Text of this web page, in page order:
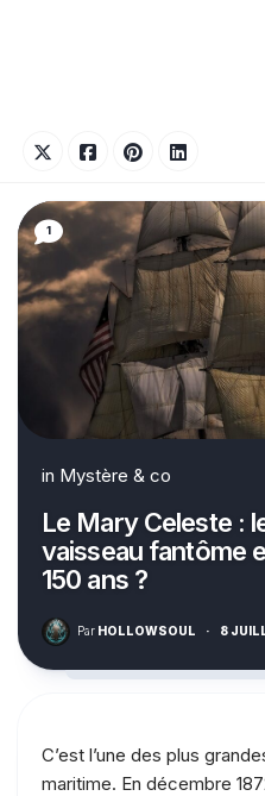
1
in Mystère & co
Le Mary Celeste :
vaisseau fantôme
150 ans ?
Par HOLLOWSOUL · 8
C’est l’une des plus
maritime. En décembre